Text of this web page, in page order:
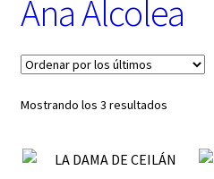
e
o
í
Ana Alcolea
Mostrando los 3 resultadosOrdenado
últimos